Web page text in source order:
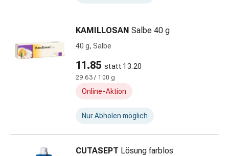
Migräne
Schmerzmittel
Muskel-
Gelenkschmerzen
Alternativtherapie
KAMILLOSAN Salbe 40 g
40 g, Salbe
11.85 statt 13.20
29.63 / 100 g
Online-Aktion
Nur Abholen möglich
CUTASEPT Lösung farblos